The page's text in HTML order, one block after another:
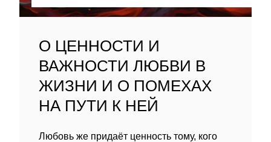
О ЦЕННОСТИ И
ВАЖНОСТИ ЛЮБВИ В
ЖИЗНИ И О ПОМЕХАХ
НА ПУТИ К НЕЙ
Любовь же придаёт ценность тому, кого